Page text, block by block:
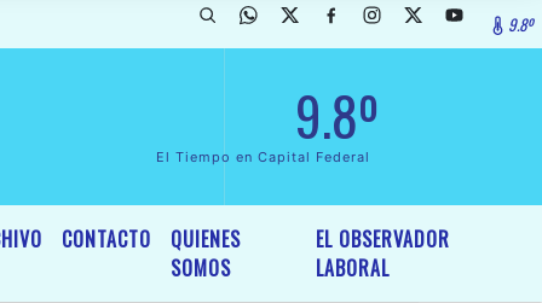
InterÃ©s General y Legislativo, por Ordenanza NÂº 6236/19 del9.8º
9.8º
El Tiempo en Capital Federal
CONTACTO
QUIENES
SOMOS
EL OBSERVADOR
LABORAL